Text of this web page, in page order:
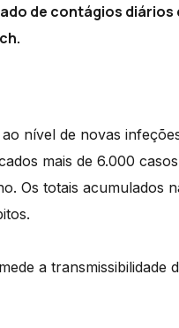
de contágios
ao nível de novas
mais de 6.000
Os totais acumulados
a